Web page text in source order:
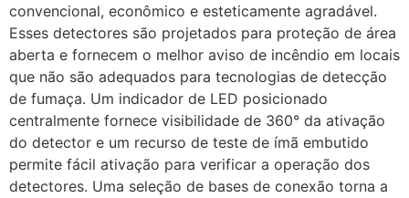
convencional, econômico e esteticamente agradável.
Esses detectores são projetados para proteção de área
aberta e fornecem o melhor aviso de incêndio em locais
que não são adequados para tecnologias de detecção
de fumaça. Um indicador de LED posicionado
centralmente fornece visibilidade de 360° da ativação
do detector e um recurso de teste de ímã embutido
permite fácil ativação para verificar a operação dos
detectores. Uma seleção de bases de conexão torna a